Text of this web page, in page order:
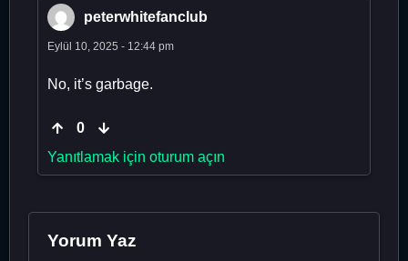
peterwhitefanclub
Eylül 10, 2025 - 12:44 pm
No, it’s garbage.
0
Yanıtlamak için oturum açın
Yorum Yaz